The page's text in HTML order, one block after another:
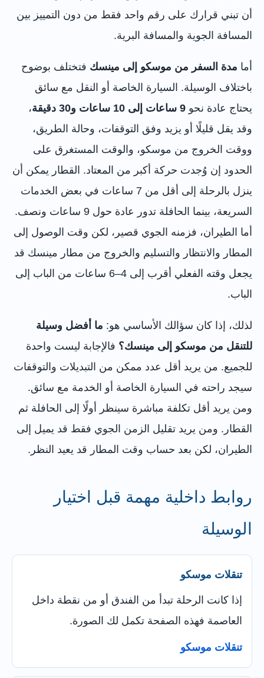
أن تبني قرارك على رقم واحد فقط من دون التمييز بين
المسافة الجوية والمسافة البرية.
أما مدة السفر من موسكو إلى مينسك فتختلف بوضوح
باختلاف الوسيلة. السيارة الخاصة أو النقل مع سائق
يحتاج عادة نحو 9 ساعات إلى 10 ساعات و30 دقيقة
،
وقد يقل قليلًا أو يزيد وفق التوقفات، وحالة الطريق،
ووقت الخروج من موسكو، والوقت المستغرق على
الحدود إن وُجدت حركة أكبر من المعتاد. القطار يمكن أن
ينزل بالرحلة إلى أقل من 7 ساعات في بعض الخدمات
السريعة، بينما الحافلة تدور عادة حول 9 ساعات ونصف.
أما الطيران، فزمنه الجوي قصير، لكن وقت الوصول إلى
المطار والانتظار والتسليم والخروج من مطار مينسك قد
يجعل وقته الفعلي أقرب إلى 4–6 ساعات من الباب إلى
الباب.
لذلك، إذا كان سؤالك الأساسي هو: ما أفضل وسيلة
للتنقل من موسكو إلى مينسك؟ فالإجابة ليست واحدة
للجميع. من يريد أقل عدد ممكن من التبديلات والتوقفات
سيجد راحته في السيارة الخاصة أو الخدمة مع سائق.
ومن يريد أقل تكلفة مباشرة سينظر أولًا إلى الحافلة ثم
القطار. ومن يريد تقليل الزمن الجوي فقط قد يميل إلى
الطيران، لكن بعد حساب وقت المطار قد يعيد النظر.
روابط داخلية مهمة قبل اختيار
الوسيلة
تنقلات موسكو
إذا كانت الرحلة تبدأ من الفندق أو من نقطة داخل
العاصمة فهذه الصفحة تكمل لك الصورة.
تنقلات موسكو